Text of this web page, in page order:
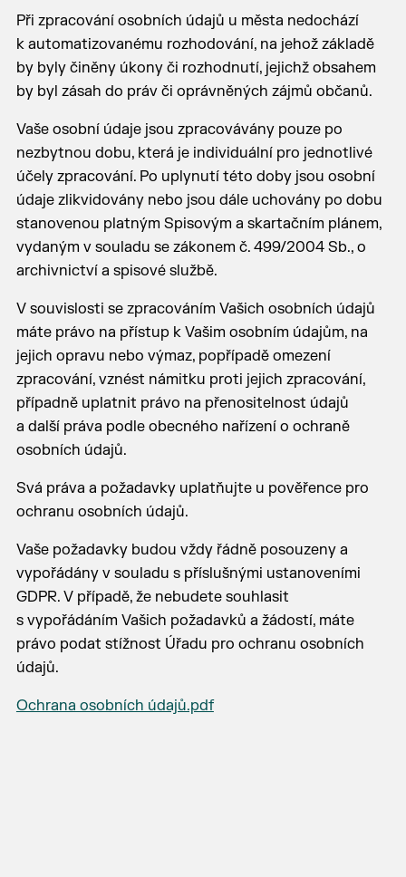
Při zpracování osobních údajů u města nedochází
k automatizovanému rozhodování, na jehož základě
by byly činěny úkony či rozhodnutí, jejichž obsahem
by byl zásah do práv či oprávněných zájmů občanů.
Vaše osobní údaje jsou zpracovávány pouze po
nezbytnou dobu, která je individuální pro jednotlivé
účely zpracování. Po uplynutí této doby jsou osobní
údaje zlikvidovány nebo jsou dále uchovány po dobu
stanovenou platným Spisovým a skartačním plánem,
vydaným v souladu se zákonem č. 499/2004 Sb., o
archivnictví a spisové službě.
V souvislosti se zpracováním Vašich osobních údajů
máte právo na přístup k Vašim osobním údajům, na
jejich opravu nebo výmaz, popřípadě omezení
zpracování, vznést námitku proti jejich zpracování,
případně uplatnit právo na přenositelnost údajů
a další práva podle obecného nařízení o ochraně
osobních údajů.
Svá práva a požadavky uplatňujte u pověřence pro
ochranu osobních údajů.
Vaše požadavky budou vždy řádně posouzeny a
vypořádány v souladu s příslušnými ustanoveními
GDPR. V případě, že nebudete souhlasit
s vypořádáním Vašich požadavků a žádostí, máte
právo podat stížnost Úřadu pro ochranu osobních
údajů.
Ochrana osobních údajů.pdf